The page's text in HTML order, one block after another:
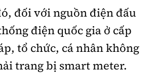
đối với nguồn điện đấu
điện quốc gia ở cấp
tổ chức, cá nhân không
trang bị smart meter.